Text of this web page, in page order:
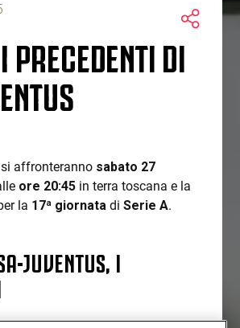
PRECEDENTI DI
si affronteranno sabato 27
ore 20:45 in terra toscana e la
la 17ª giornata di Serie A.
JUVENTUS, I